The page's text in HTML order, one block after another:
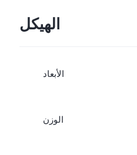
الهيكل
الأبعاد
الوزن